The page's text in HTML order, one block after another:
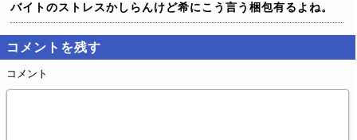
バイトのストレスかしらんけど希にこう言う梱包有るよね。
コメントを残す
コメント